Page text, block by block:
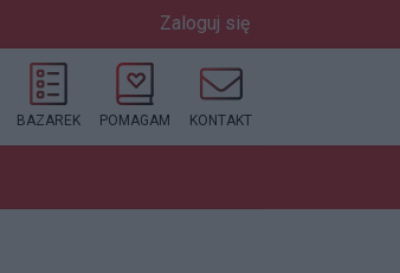
Zaloguj się
BAZAREK POMAGAM KONTAKT